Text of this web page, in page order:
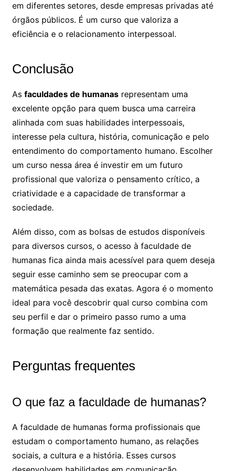
em diferentes setores, desde empresas privadas até
órgãos públicos. É um curso que valoriza a
eficiência e o relacionamento interpessoal.
Conclusão
As faculdades de humanasrepresentam uma
excelente opção para quem busca uma carreira
alinhada com suas habilidades interpessoais,
interesse pela cultura, história, comunicação e pelo
entendimento do comportamento humano. Escolher
um curso nessa área é investir em um futuro
profissional que valoriza o pensamento crítico, a
criatividade e a capacidade de transformar a
sociedade.
Além disso, com as bolsas de estudos disponíveis
para diversos cursos, o acesso à faculdade de
humanas fica ainda mais acessível para quem deseja
seguir esse caminho sem se preocupar com a
matemática pesada das exatas. Agora é o momento
ideal para você descobrir qual curso combina com
seu perfil e dar o primeiro passo rumo a uma
formação que realmente faz sentido.
Perguntas frequentes
O que faz a faculdade de humanas?
A faculdade de humanas forma profissionais que
estudam o comportamento humano, as relações
sociais, a cultura e a história. Esses cursos